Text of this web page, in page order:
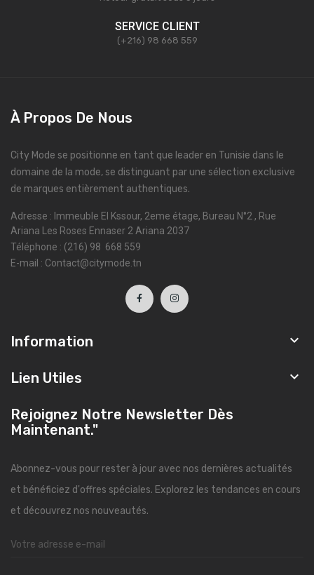
SERVICE CLIENT
(+216) 98 668 559
À Propos De Nous
City Mode se positionne en tant que leader en Tunisie dans le
domaine de la mode, se distinguant par une sélection exclusive
de marques entièrement authentiques.
Adresse : Immeuble El Kssour, 2eme étage, Bureau N°2 , Rue
Ariana Les Roses Ennaser 2 Ariana 2037
Téléphone : (216) 98 668 559
E-mail : Contact@citymode.tn
Information 
Lien Utiles 
Rejoignez Notre Newsletter Dès
Maintenant."
Abonnez-vous pour rester à jour avec nos dernières actualités
et bénéficiez d'offres spéciales. Explorez les tendances en cours
et découvrez nos nouveautés.